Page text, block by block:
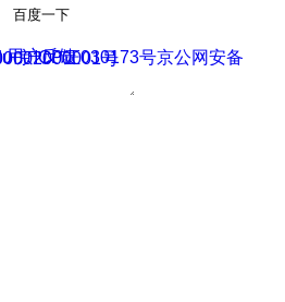
百度一下
用户反馈
京ICP证030173号
备11000002000001号